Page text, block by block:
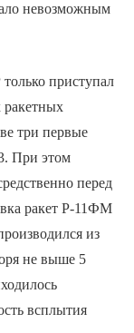
невозможным
приступал
три первые
При этом
перед
ракет Р-11ФМ
из
не выше 5
всплытия